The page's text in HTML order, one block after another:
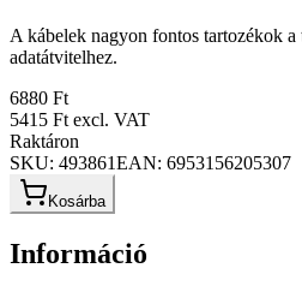
A kábelek nagyon fontos tartozékok
adatátvitelhez.
6880 Ft
5415 Ft excl. VAT
Raktáron
SKU: 493861EAN: 6953156205307
Kosárba
Információ